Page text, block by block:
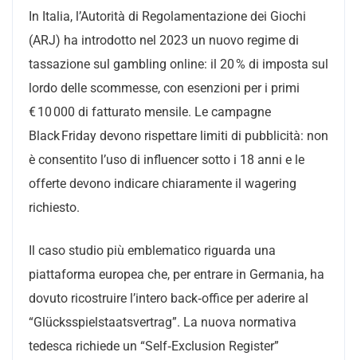
In Italia, l’Autorità di Regolamentazione dei Giochi
(ARJ) ha introdotto nel 2023 un nuovo regime di
tassazione sul gambling online: il 20 % di imposta sul
lordo delle scommesse, con esenzioni per i primi
€ 10 000 di fatturato mensile. Le campagne
Black Friday devono rispettare limiti di pubblicità: non
è consentito l’uso di influencer sotto i 18 anni e le
offerte devono indicare chiaramente il wagering
richiesto.
Il caso studio più emblematico riguarda una
piattaforma europea che, per entrare in Germania, ha
dovuto ricostruire l’intero back‑office per aderire al
“Glücksspielstaatsvertrag”. La nuova normativa
tedesca richiede un “Self‑Exclusion Register”